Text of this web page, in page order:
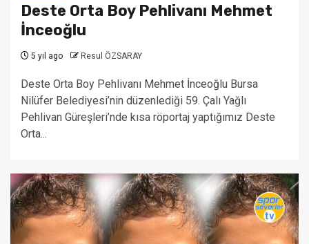
Deste Orta Boy Pehlivanı Mehmet
İnceoğlu
5 yıl ago Resul ÖZSARAY
Deste Orta Boy Pehlivanı Mehmet İnceoğlu Bursa
Nilüfer Belediyesi’nin düzenlediği 59. Çalı Yağlı
Pehlivan Güreşleri’nde kısa röportaj yaptığımız Deste
Orta...